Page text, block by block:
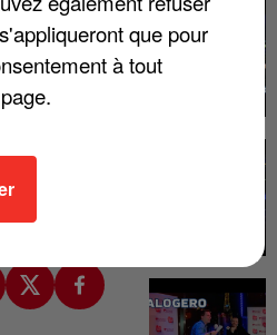
», animée
: «
avec go
décliné
le moment.
que pour
à tout